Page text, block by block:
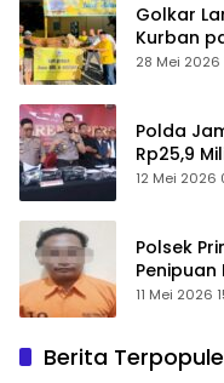
Golkar
Kurban
28 Mei 2026
Polda
Rp25,9
12 Mei 2026
Polsek
11 Mei 2026
Berita